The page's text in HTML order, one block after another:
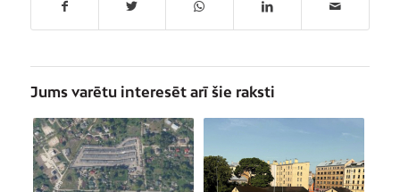
Jums varētu interesēt arī šie raksti